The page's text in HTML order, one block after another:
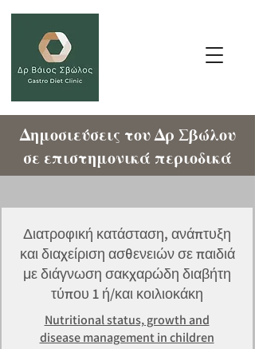
Δημοσιεύσεις του Δρ Σβώλου
σε επιστημονικά περιοδικά
Διατροφική κατάσταση, ανάπτυξη
και διαχείριση ασθενειών σε παιδιά
με διάγνωση σακχαρώδη διαβήτη
τύπου 1 ή/και κοιλιοκάκη
Nutritional status, growth and
disease management in children